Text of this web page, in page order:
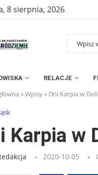
8 sierpnia, 2026
RELACJE
»Wpisy» Dni Karpia w
Karpia w
2020-10-05